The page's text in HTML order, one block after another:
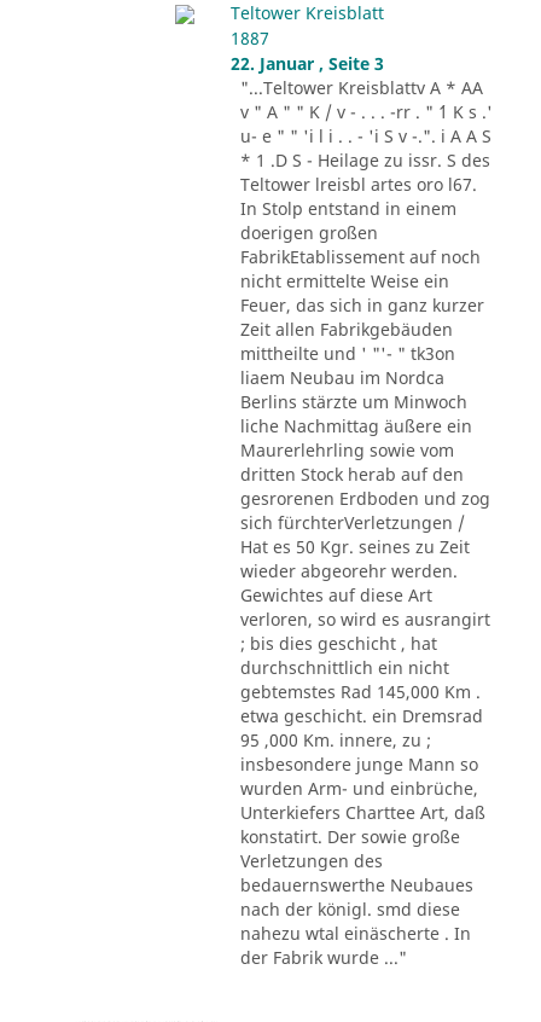
Teltower Kreisblatt
1887
22. Januar , Seite 3
"...Teltower Kreisblattv A * AA
v " A " " K / v - . . . -rr . " ´1 K s .'
u- e " " 'i l i . . - 'i S v -.". i A A S
* 1 .D S - Heilage zu issr. S des
Teltower lreisbl artes oro l67.
In Stolp entstand in einem
doerigen großen
FabrikEtablissement auf noch
nicht ermittelte Weise ein
Feuer, das sich in ganz kurzer
Zeit allen Fabrikgebäuden
mittheilte und ' "'- " tk3on
liaem Neubau im Nordca
Berlins stärzte um Minwoch
liche Nachmittag äußere ein
Maurerlehrling sowie vom
dritten Stock herab auf den
gesrorenen Erdboden und zog
sich fürchterVerletzungen /
Hat es 50 Kgr. seines zu Zeit
wieder abgeorehr werden.
Gewichtes auf diese Art
verloren, so wird es ausrangirt
; bis dies geschicht , hat
durchschnittlich ein nicht
gebtemstes Rad 145,000 Km .
etwa geschicht. ein Dremsrad
95 ,000 Km. innere, zu ;
insbesondere junge Mann so
wurden Arm- und einbrüche,
Unterkiefers Charttee Art, daß
konstatirt. Der sowie große
Verletzungen des
bedauernswerthe Neubaues
nach der königl. smd diese
nahezu wtal einäscherte . In
der Fabrik wurde ..."